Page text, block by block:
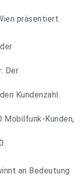
präsentiert.
Der
Kundenzahl.
Kunden,
an Bedeutung